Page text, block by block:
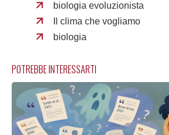
biologia evoluzionista
Il clima che vogliamo
biologia
POTREBBE INTERESSARTI